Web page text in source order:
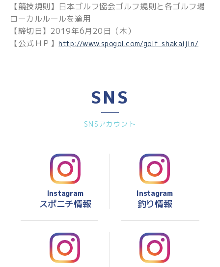
【競技規則】日本ゴルフ協会ゴルフ規則と各ゴルフ場
ローカルルールを適用
【締切日】2019年6月20日（木）
【公式ＨＰ】http://www.spogol.com/golf_shakaijin/
SNS
SNSアカウント
Instagram
スポニチ情報
Instagram
釣り情報